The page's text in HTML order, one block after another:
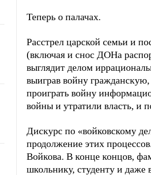
Теперь о палачах.
Расстрел царской семьи и
(включая и снос ДОНа
выглядит делом
выиграв войну
проиграть войну
войны и утратили власть, и
Дискурс по «войковскому
продолжение этих
Войкова. В конце концов,
школьнику, студенту и даже